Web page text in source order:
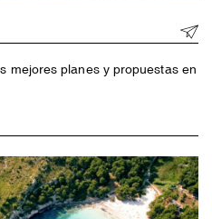
mejores planes y propuestas en